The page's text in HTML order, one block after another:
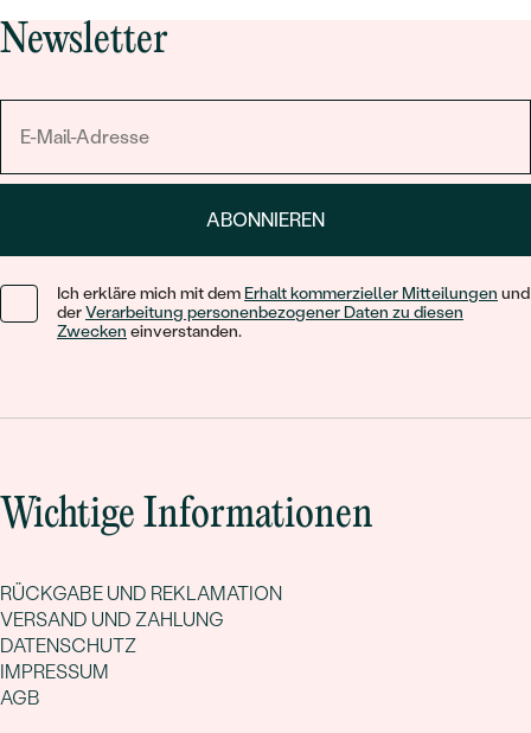
Newsletter
ABONNIEREN
Ich erkläre mich mit dem Erhalt kommerzieller Mitteilungen und
derVerarbeitung personenbezogener Daten zu diesen
Zwecken einverstanden.
Wichtige Informationen
RÜCKGABE UND REKLAMATION
VERSAND UND ZAHLUNG
DATENSCHUTZ
IMPRESSUM
AGB